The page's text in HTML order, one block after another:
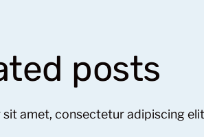
posts
amet, consectetur adipiscing